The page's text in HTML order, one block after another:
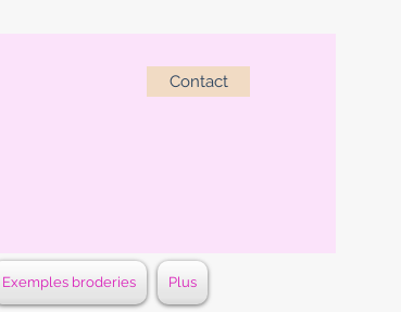
Contact
Exemples broderies Plus